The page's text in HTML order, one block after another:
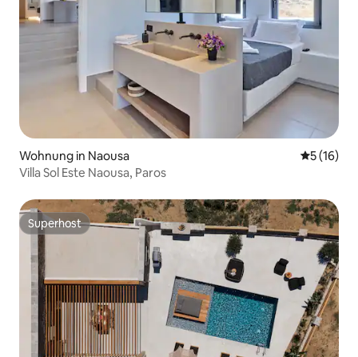
Wohnung in Naousa
5 (16)
Villa Sol Este Naousa, Paros
Superhost
Superhost